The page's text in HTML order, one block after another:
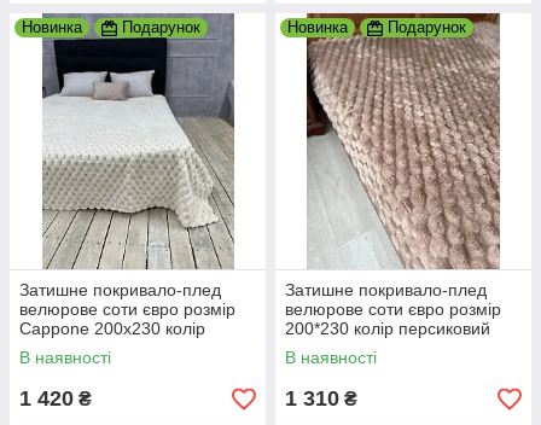
Новинка Подарунок
Затишне покривало-плед
велюрове соти євро розмір
Cappone 200x230 колір
молочний
В наявності
1 420 ₴
Новинка Подарунок
Затишне покривало-плед
велюрове соти євро розмір
200*230 колір персиковий
В наявності
1 310 ₴